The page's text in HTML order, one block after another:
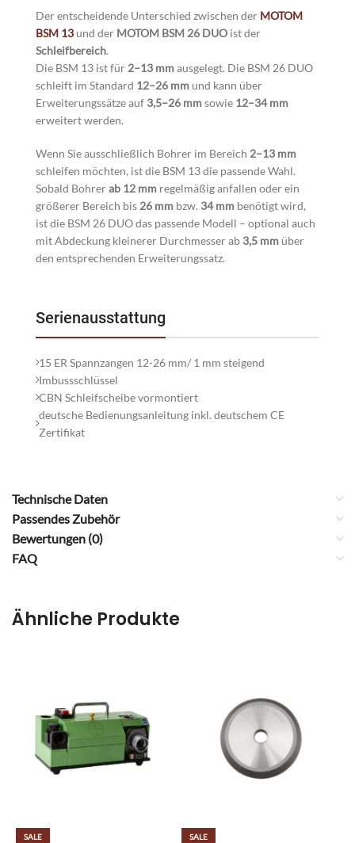
Der entscheidende Unterschied zwischen der MOTOM
BSM 13 und der MOTOM BSM 26 DUO ist der
Schleifbereich.
Die BSM 13 ist für2–13 mmausgelegt. Die BSM 26 DUO
schleift im Standard 12–26 mm und kann über
Erweiterungssätze auf 3,5–26 mmsowie 12–34 mm
erweitert werden.
Wenn Sie ausschließlich Bohrer im Bereich 2–13 mm
schleifen möchten, ist die BSM 13 die passende Wahl.
Sobald Bohrerab 12 mm regelmäßig anfallen oder ein
größerer Bereich bis26 mm bzw. 34 mm benötigt wird,
ist die BSM 26 DUO das passende Modell – optional auch
mit Abdeckung kleinerer Durchmesser ab 3,5 mm über
den entsprechenden Erweiterungssatz.
Serienausstattung
15 ER Spannzangen 12-26 mm/ 1 mm steigend
Imbussschlüssel
CBN Schleifscheibe vormontiert
deutsche Bedienungsanleitung inkl. deutschem CE
Zertifikat
Technische Daten
Passendes Zubehör
Bewertungen (0)
FAQ
Ähnliche Produkte
SALE SALE